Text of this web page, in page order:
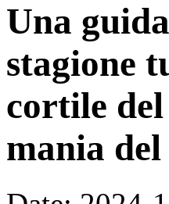
Una
stagione
cortile
mania